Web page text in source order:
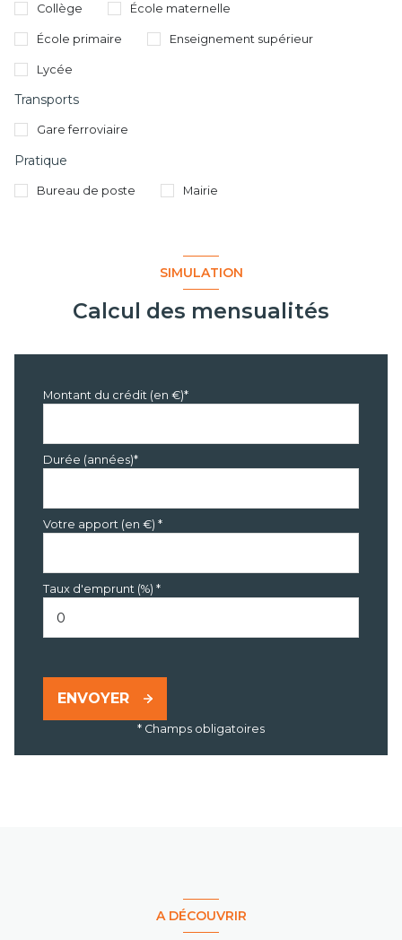
Collège École maternelle
École primaire Enseignement supérieur
Lycée
Transports
Gare ferroviaire
Pratique
Bureau de poste Mairie
SIMULATION
Calcul des mensualités
Montant du crédit (en €)*
Durée (années)*
Votre apport (en €) *
Taux d'emprunt (%) *
ENVOYER
* Champs obligatoires
A DÉCOUVRIR